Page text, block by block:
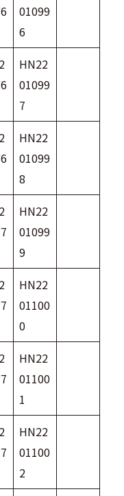
01099
6
HN22
01099
7
HN22
01099
8
HN22
01099
9
HN22
01100
0
HN22
01100
1
HN22
01100
2